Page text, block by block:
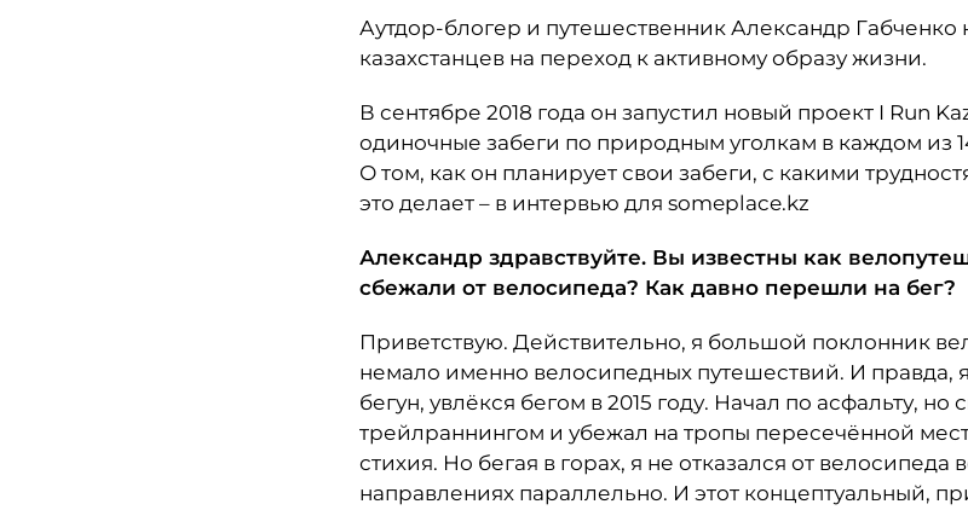
Аутдор-блогер и путешественник Александр Габченко
казахстанцев на переход к активному образу жизни.
В сентябре 2018 года он запустил новый проект I Run
одиночные забеги по природным уголкам в каждом из
О том, как он планирует свои забеги, с какими
это делает – в интервью для someplace.kz
Александр здравствуйте. Вы известны как
сбежали от велосипеда? Как давно перешли на бег?
Приветствую. Действительно, я большой поклонник
немало именно велосипедных путешествий. И правда,
бегун, увлёкся бегом в 2015 году. Начал по асфальту,
трейлраннингом и убежал на тропы пересечённой
стихия. Но бегая в горах, я не отказался от велосипеда
направлениях параллельно. И этот концептуальный,